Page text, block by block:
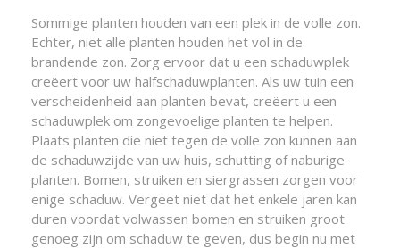
Sommige planten houden van een plek in de volle zon.
Echter, niet alle planten houden het vol in de
brandende zon. Zorg ervoor dat u een schaduwplek
creëert voor uw halfschaduwplanten. Als uw tuin een
verscheidenheid aan planten bevat, creëert u een
schaduwplek om zongevoelige planten te helpen.
Plaats planten die niet tegen de volle zon kunnen aan
de schaduwzijde van uw huis, schutting of naburige
planten. Bomen, struiken en siergrassen zorgen voor
enige schaduw. Vergeet niet dat het enkele jaren kan
duren voordat volwassen bomen en struiken groot
genoeg zijn om schaduw te geven, dus begin nu met